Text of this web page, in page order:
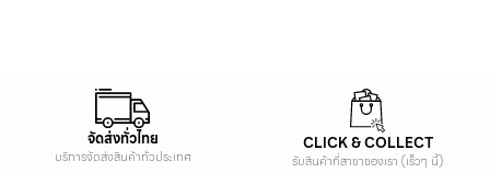
จัดส่งทั่วไทย
บริการจัดส่งสินค้าทั่วประเทศ
CLICK & COLLECT
รับสินค้าที่สาขาของเรา (เร็วๆ นี้)